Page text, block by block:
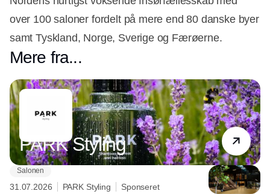
over 100 saloner fordelt på mere end 80 danske byer
samt Tyskland, Norge, Sverige og Færøerne.
Mere fra...
PARK Styling
Salonen
31.07.2026 PARK Styling Sponseret